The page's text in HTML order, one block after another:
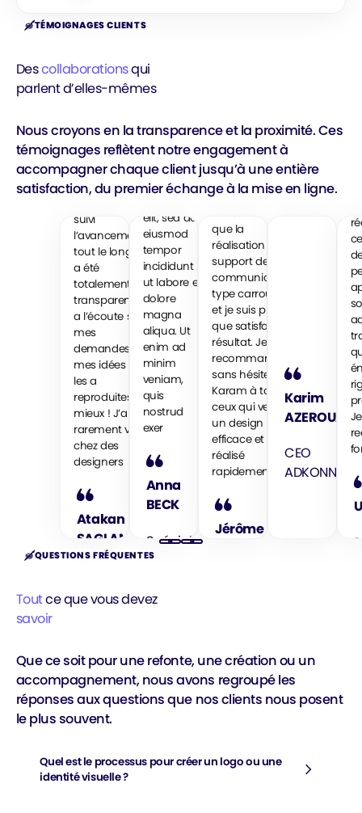
TÉMOIGNAGES CLIENTS
Descollaborationsqui
parlent d’elles-mêmes
Nous croyons en la transparence et la proximité. Ces
témoignages reflètent notre engagement à
accompagner chaque client jusqu’à une entière
satisfaction, du premier échange à la mise en ligne.
Encore MERCI à
Karam il m’a
vraiment aidé
pour le
développement
suivi
l’avancement
tout le long et il
a été
totalement
transparent et
a l’écoute sur
mes
demandes et
mes idées et il
les a
reproduites en
mieux ! J’ai
rarement vu ça
chez des
designers
Atakan
SAGLAM
Atak
"Lorem
ipsum dolor
sit amet,
consectetur
elit, sed do
eiusmod
tempor
incididunt
ut labore et
dolore
magna
aliqua. Ut
enim ad
minim
veniam,
quis
nostrud
exer
Anna
BECK
Spécialiste
conversion,
Figma
J’ai confié à
Karam la
création du
design complet
de mon profil
que la
réalisation d’un
support de
communication
type carrousel…
et je suis plus
que satisfait du
résultat. Je
recommande
sans hésiter
Karam à tous
ceux qui veulent
un design pro,
efficace et
réalisé
rapidement.
Jérôme
Karim
AZEROUAL
CEO
ADKONNECT
QUESTIONS FRÉQUENTES
Toutce que vous devez
savoir
Que ce soit pour une refonte, une création ou un
accompagnement, nous avons regroupé les
réponses aux questions que nos clients nous posent
le plus souvent.
Quel est le processus pour créer un logo ou une
identité visuelle ?